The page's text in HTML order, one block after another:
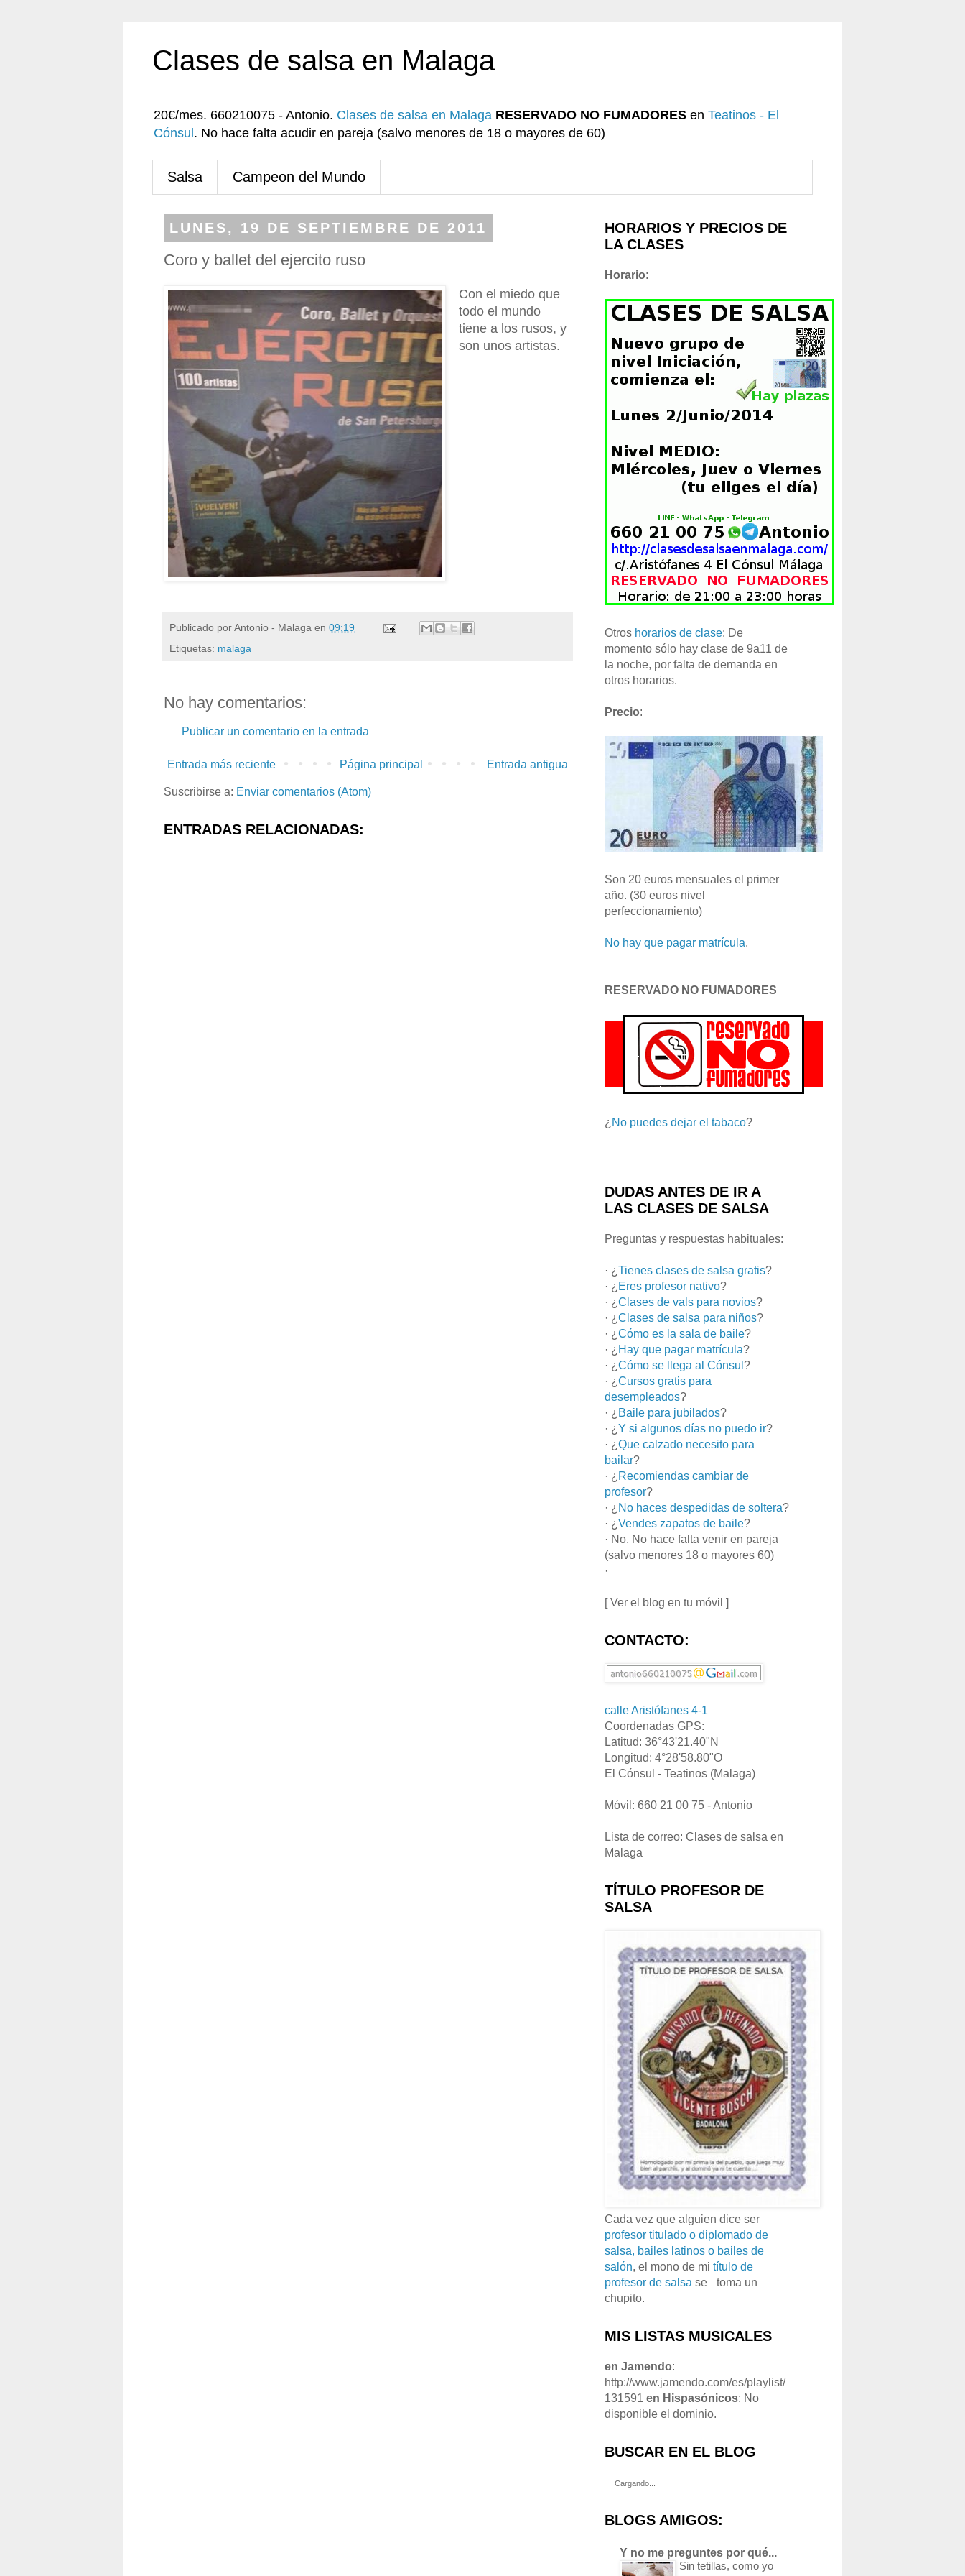
Clases de salsa en Malaga
20€/mes. 660210075 - Antonio. Clases de salsa en Malaga RESERVADO NO FUMADORES en Teatinos - El
Cónsul . No hace falta acudir en pareja (salvo menores de 18 o mayores de 60)
Salsa Campeon del Mundo
LUNES, 19 DE SEPTIEMBRE DE 2011
Coro y ballet del ejercito ruso
Con el miedo que
todo el mundo
tiene a los rusos, y
son unos artistas.
Publicado porAntonio - Malaga en 09:19
Etiquetas: malaga
No hay comentarios:
Publicar un comentario en la entrada
Entrada más reciente Entrada antigua
Página principal
Suscribirse a: Enviar comentarios (Atom)
ENTRADAS RELACIONADAS:
HORARIOS Y PRECIOS DE
LA CLASES
Horario:
Otros horarios de clase: De
momento sólo hay clase de 9a11 de
la noche, por falta de demanda en
otros horarios.
Precio:
Son 20 euros mensuales el primer
año. (30 euros nivel
perfeccionamiento)
No hay que pagar matrícula.
RESERVADO NO FUMADORES
¿ No puedes dejar el tabaco?
DUDAS ANTES DE IR A
LAS CLASES DE SALSA
Preguntas y respuestas habituales:
· ¿ Tienes clases de salsa gratis?
· ¿ Eres profesor nativo?
· ¿ Clases de vals para novios?
· ¿ Clases de salsa para niños?
· ¿ Cómo es la sala de baile?
· ¿ Hay que pagar matrícula?
· ¿ Cómo se llega al Cónsul ?
· ¿ Cursos gratis para
desempleados?
· ¿ Baile para jubilados?
· ¿ Y si algunos días no puedo ir?
· ¿ Que calzado necesito para
bailar?
· ¿ Recomiendas cambiar de
profesor?
· ¿ No haces despedidas de soltera?
· ¿ Vendes zapatos de baile?
· No. No hace falta venir en pareja
(salvo menores 18 o mayores 60)
·
[ Ver el blog en tu móvil ]
CONTACTO:
calle Aristófanes 4-1
Coordenadas GPS:
Latitud: 36°43'21.40"N
Longitud: 4°28'58.80"O
El Cónsul - Teatinos (Malaga)
Móvil: 660 21 00 75 - Antonio
Lista de correo: Clases de salsa en
Malaga
TÍTULO PROFESOR DE
SALSA
Cada vez que alguien dice ser
profesor titulado o diplomado de
salsa, bailes latinos o bailes de
salón, el mono de mi título de
profesor de salsa se
toma un
chupito.
MIS LISTAS MUSICALES
en Jamendo:
http://www.jamendo.com/es/playlist/
131591 en Hispasónicos: No
disponible el dominio.
BUSCAR EN EL BLOG
Cargando...
BLOGS AMIGOS:
Y no me preguntes por qué...
Sin tetillas, como yo